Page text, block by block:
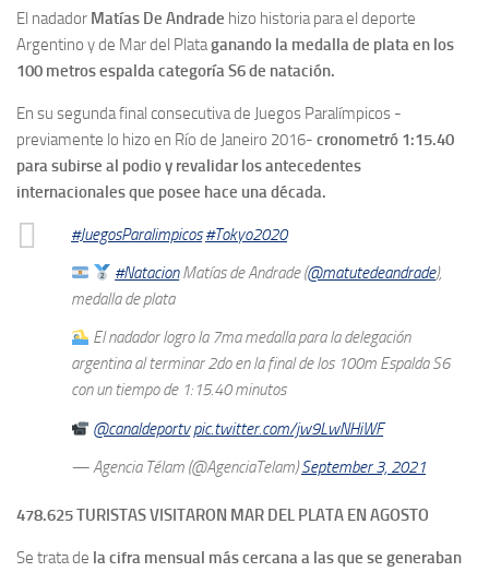
El nadador Matías De Andrade hizo historia para el deporte
Argentino y de Mar del Plataganando la medalla de plata en los
100 metros espalda categoría S6 de natación.
En su segunda final consecutiva de Juegos Paralímpicos -
previamente lo hizo en Río de Janeiro 2016- cronometró 1:15.40
para subirse al podio y revalidar los antecedentes
internacionales que posee hace una década.
#JuegosParalimpicos #Tokyo2020
#NatacionMatías de Andrade (@matutedeandrade),
medalla de plata
El nadador logro la 7ma medalla para la delegación
argentina al terminar 2do en la final de los 100m Espalda S6
con un tiempo de 1:15.40 minutos
@canaldeportv pic.twitter.com/jw9LwNHiWF
— Agencia Télam (@AgenciaTelam)September 3, 2021
478.625 TURISTAS VISITARON MAR DEL PLATA EN AGOSTO
Se trata de la cifra mensual más cercana a las que se generaban